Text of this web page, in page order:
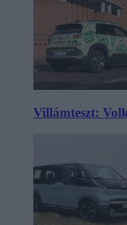
Villámteszt: